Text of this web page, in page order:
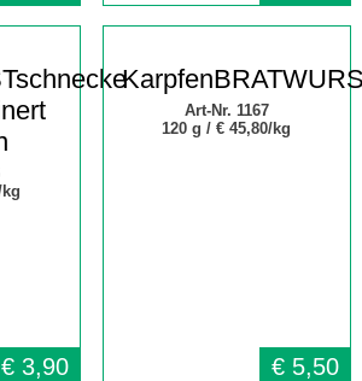
€ 3,90
Art-Nr. 1167
120 g /€ 45,80/kg
€ 5,50